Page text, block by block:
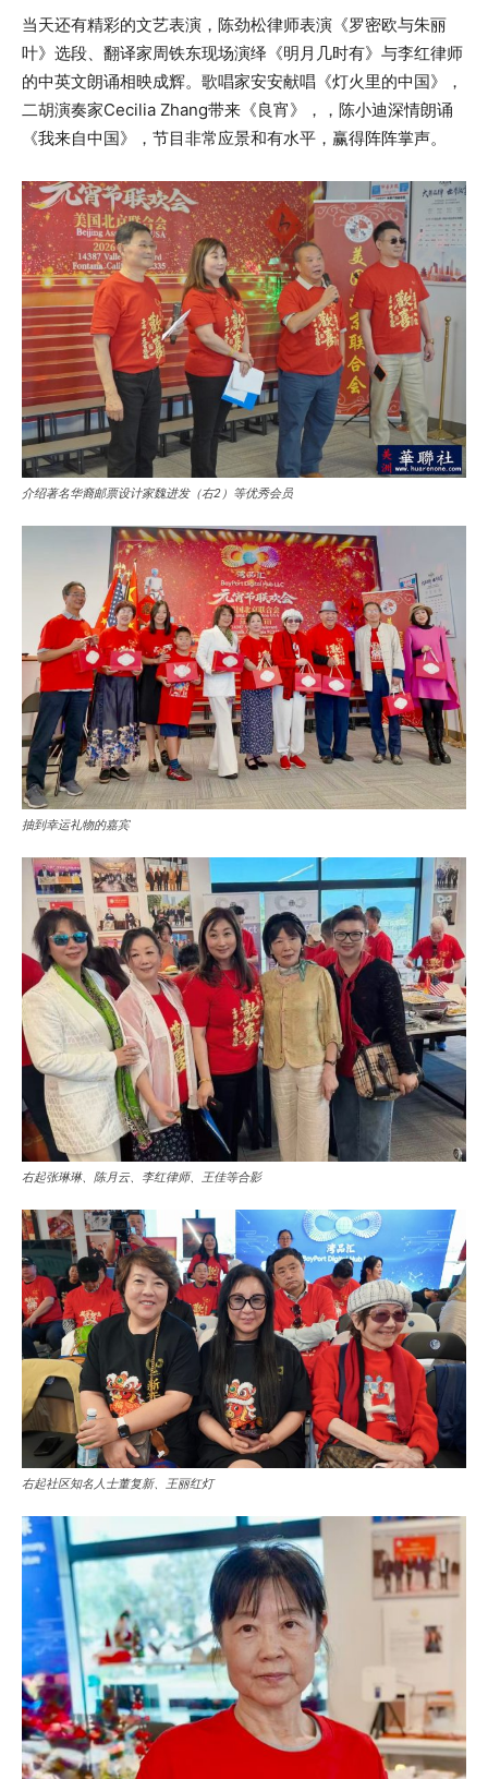
当天还有精彩的文艺表演，陈劲松律师表演《罗密欧与朱丽
叶》选段、翻译家周铁东现场演绎《明月几时有》与李红律师
的中英文朗诵相映成辉。歌唱家安安献唱《灯火里的中国》，
二胡演奏家Cecilia Zhang带来《良宵》，，陈小迪深情朗诵
《我来自中国》，节目非常应景和有水平，赢得阵阵掌声。
介绍著名华裔邮票设计家魏进发（右2）等优秀会员
抽到幸运礼物的嘉宾
右起张琳琳、陈月云、李红律师、王佳等合影
右起社区知名人士董复新、王丽红灯